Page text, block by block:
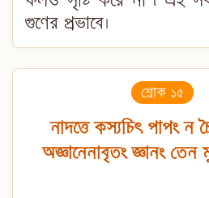
গুণের প্রভাবে।
শ্লোক ১৫
নাদত্তে কস্যচিৎ পাপং ন
অজ্ঞানেনাবৃতং জ্ঞানং তেন